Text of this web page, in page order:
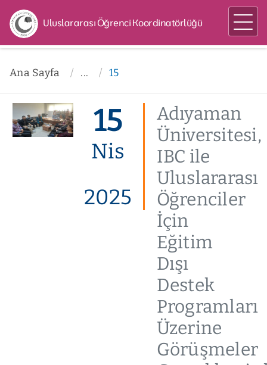
Uluslararası Öğrenci Koordinatörlüğü
Ana Sayfa ... 15
15
Nis
2025
Adıyaman
Üniversitesi,
IBC ile
Uluslararası
Öğrenciler
İçin
Eğitim
Dışı
Destek
Programları
Üzerine
Görüşmeler